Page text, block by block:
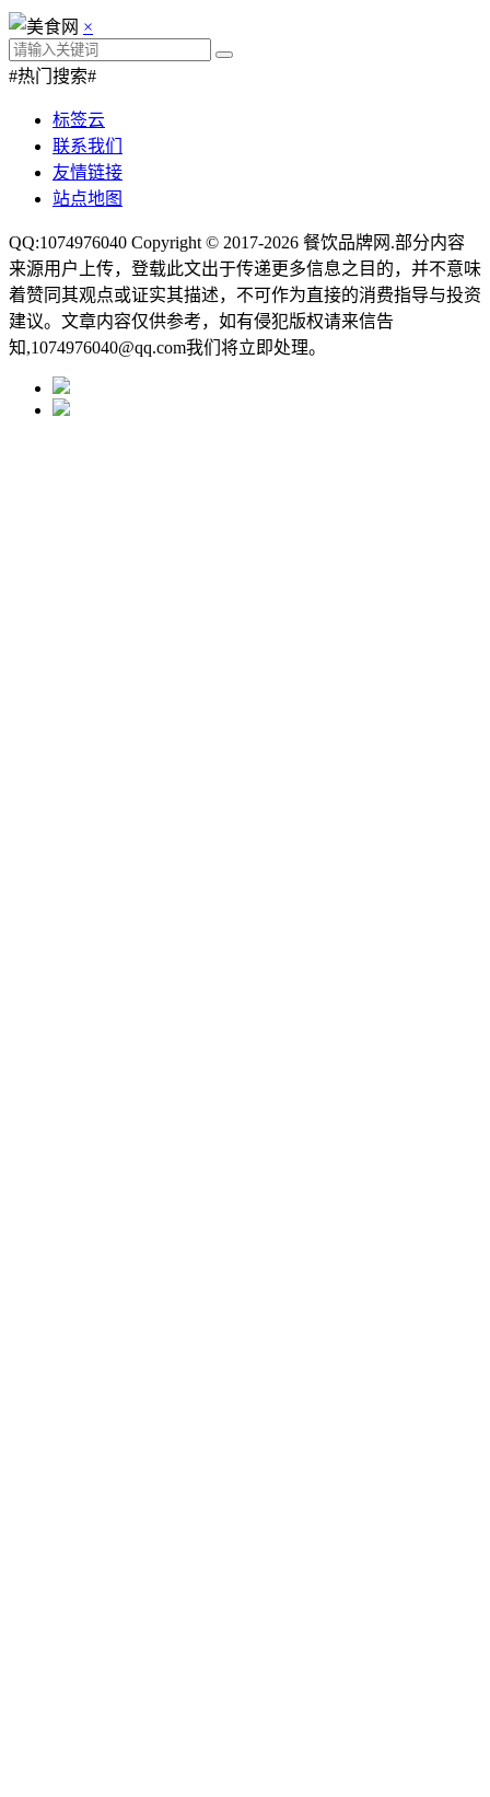
×
#热门搜索#
标签云
联系我们
友情链接
站点地图
QQ:1074976040 Copyright © 2017-2026 餐饮品牌网 .部分内容
来源用户上传，登载此文出于传递更多信息之目的，并不意味
着赞同其观点或证实其描述，不可作为直接的消费指导与投资
建议。文章内容仅供参考，如有侵犯版权请来信告
知,1074976040@qq.com我们将立即处理。